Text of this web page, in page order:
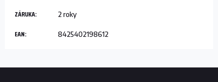
ZÁRUKA: 2 roky
EAN: 8425402198612
Z